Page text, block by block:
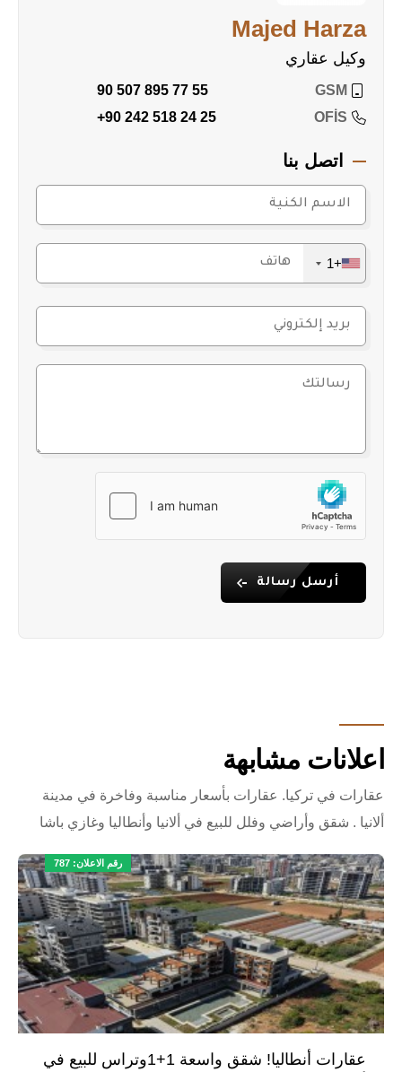
Majed Harza
وكيل عقاري
GSM
90 507 895 77 55
OFİS
+90 242 518 24 25
اتصل بنا
+1
أرسل رسالة
اعلانات مشابهة
عقارات في تركيا. عقارات بأسعار مناسبة وفاخرة في مدينة
ألانيا . شقق وأراضي وفلل للبيع في ألانيا وأنطاليا وغازي باشا
رقم الاعلان: 787
عقارات أنطاليا! شقق واسعة 1+1وتراس للبيع في